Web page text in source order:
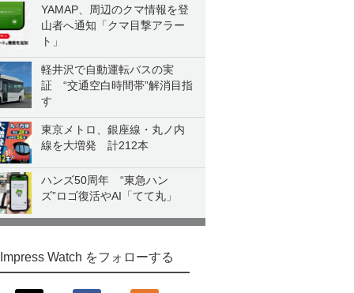
YAMAP、周辺のクマ情報を登
山者へ通知「クマ目撃アラー
ト」
軽井沢で自動運転バスの実
証 “交通空白時間帯”解消目指
す
東京メトロ、銀座線・丸ノ内
線を大増発 計212本
ハンズ50周年 “東急ハン
ズ”ロゴ復活やAI「てて丸」
Impress Watch をフォローする